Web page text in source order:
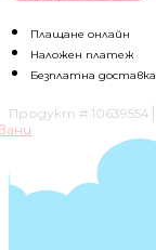
стойка
Tega
baby
Плащане онлайн
Наложен платеж
Безплатна доставка
Продукт # 10639554